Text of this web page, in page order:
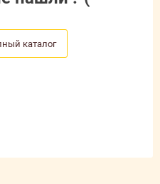
каталог